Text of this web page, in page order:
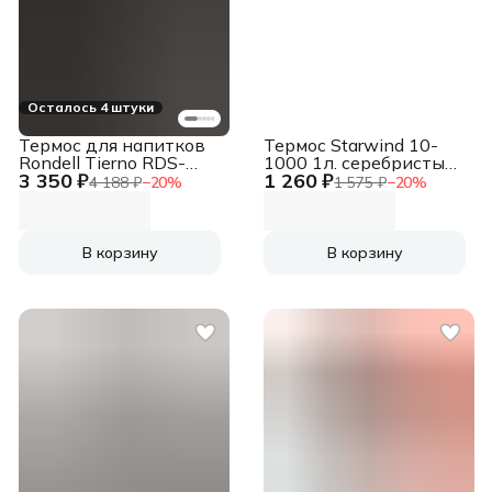
Осталось 4 штуки
3 350 ₽4 188 ₽−20%
Термос для напитков
Rondell Tierno RDS-
1657 1.5л. бордовый
В корзину
1 260 ₽1 575 ₽−20%
Термос Starwind 10-
1000 1л. серебристый/
красный картонная
В корзину